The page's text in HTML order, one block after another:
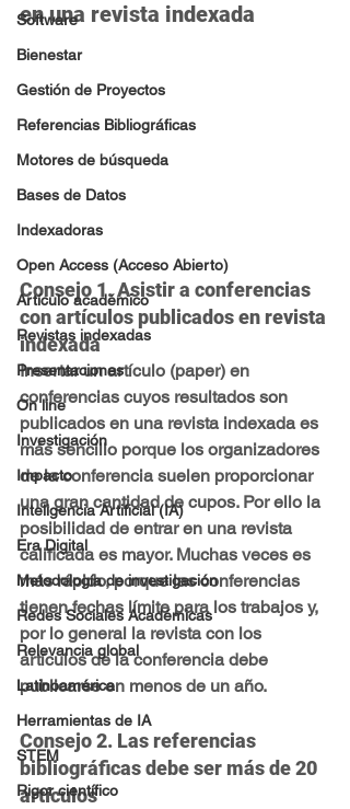
Software
Bienestar
Gestión de Proyectos
Referencias Bibliográficas
Motores de búsqueda
Bases de Datos
Indexadoras
Open Access (Acceso Abierto)
Artículo académico
Revistas indexadas
Presentaciones
On line
Investigación
Impacto
Inteligencia Artificial (IA)
Era Digital
Metodología de investigación
Redes Sociales Académicas
Relevancia global
Latinoamérica
Herramientas de IA
STEM
Rigor científico
en una revista indexada
Consejo 1. Asistir a conferencias
con artículos publicados en revista
indexada
Insertar un artículo (paper) en
conferencias cuyos resultados son
publicados en una revista indexada es
más sencillo porque los organizadores
de la conferencia suelen proporcionar
una gran cantidad de cupos. Por ello la
posibilidad de entrar en una revista
calificada es mayor. Muchas veces es
más rápido, porque las conferencias
tienen fechas límite para los trabajos y,
por lo general la revista con los
artículos de la conferencia debe
publicarse en menos de un año.
Consejo 2. Las referencias
bibliográficas debe ser más de 20
artículos